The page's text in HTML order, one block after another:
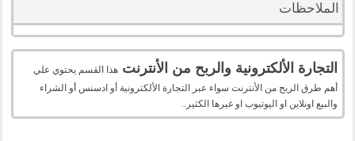
الملاحظات
التجارة الألكترونية والربح من الأنترنت هذا القسم يحتوي علي
أهم طرق الربح من الأنترنت سواء عبر التجارة الألكترونية أو ادسنس أو الشراء
والبيع اونلاين او اليوتيوب او غيرها الكثير..